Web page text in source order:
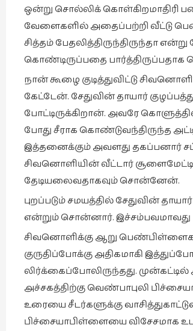
ஒன்று சொல்லிக் கொள்கிறமாதிரி
வேளைகளில் அதைப்பற்றி வீட்டு
சித்தம் பேதலித்திருந்திருந்தா
கொண்டிருப்பதை
நான் கூழை குடித்துவிட்டு
கேட்டேன். சேதுவின் தாயார்
போட்டிருக்கிறான். அவரே
போது சீராக கொண்டுவந்திருந்த
இத்தனைக்கும் அவளது தகப்பனார்
சிவனொளியின் வீட்டார்
தேடியலைவதாகவும் சொன்னேன்.
புறப்படும் சமயத்தில் சேதுவின்
என்றும் சொன்னார். இச்சம்பவமாவது
சிவனொளிக்கு ஆறு
குருதிப்போக்கு அதிகமாகி
லிர்க்கைப்போலிருந்தது.
அச்சகத்திற்கு வெண்பாபுலி
உரையை சீடர்களுக்கு
பிச்சையாபிள்ளையை விசேசமாக